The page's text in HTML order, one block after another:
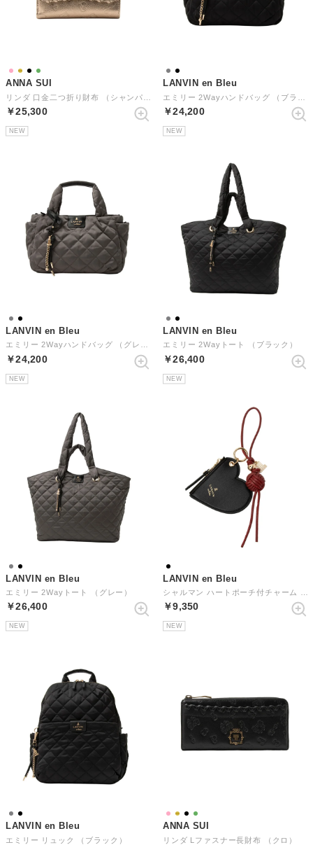
ANNA SUI
￥25,300
NEW
LANVIN en Bleu
￥24,200
NEW
LANVIN en Bleu
エミリー 2Wayハンドバッグ （グレー）
￥24,200
NEW
LANVIN en Bleu
エミリー 2Wayトート （ブラック）
￥26,400
NEW
LANVIN en Bleu
エミリー 2Wayトート （グレー）
￥26,400
NEW
LANVIN en Bleu
￥9,350
NEW
LANVIN en Bleu
エミリー リュック （ブラック）
ANNA SUI
リンダ Lファスナー長財布 （クロ）